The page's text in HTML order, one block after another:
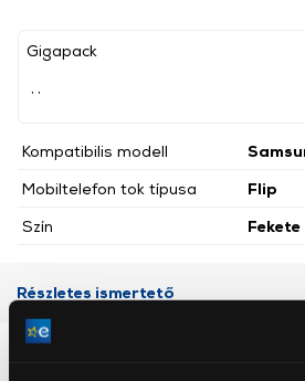
Gigapack
Kompatibilis modell
Mobiltelefon tok típusa
Flip
Szín
Fekete
Részletes ismertető